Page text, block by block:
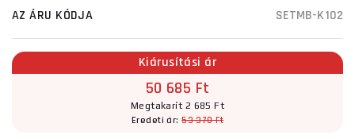
AZ ÁRU KÓDJA
SETMB-K102
Kiárusítási ár
50 685 Ft
Megtakarít 2 685 Ft
Eredeti ár:53 370 Ft